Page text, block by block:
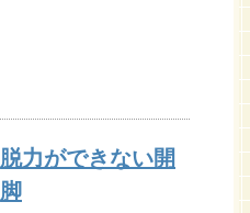
脱力ができない開
脚